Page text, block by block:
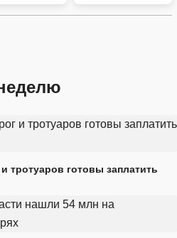
тротуаров готовы заплатить